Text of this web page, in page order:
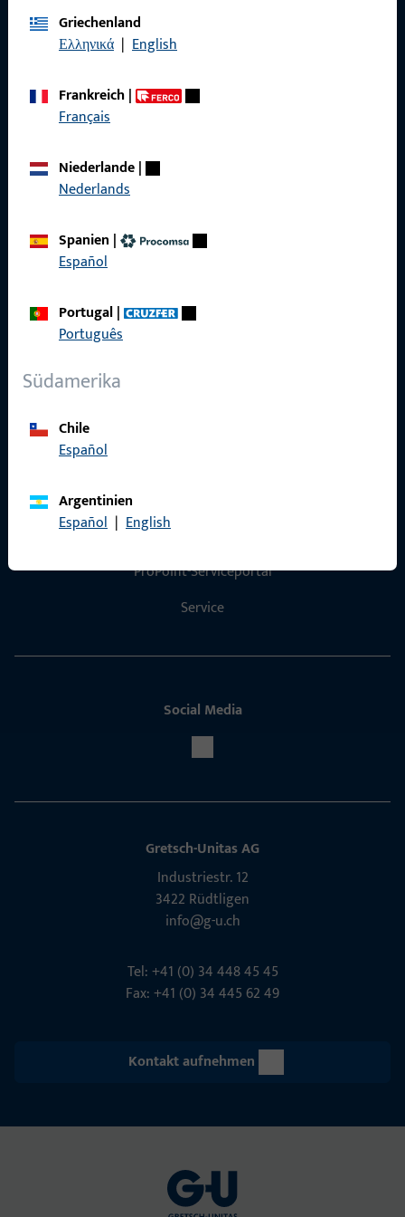
Griechenland
Ελληνικά | English
Frankreich|
Français
Niederlande|
Nederlands
Spanien |
Español
Portugal|
Português
Südamerika
Chile
Español
Argentinien
Español | English
AGB
Produkte
Karriere
Kontakt aufnehmen
ProPoint-Serviceportal
Service
Social Media
Gretsch-Unitas AG
Indu­s­triestr. 12
3422 Rüdt­ligen
info@g-u.ch
Tel: +41 (0) 34 448 45 45
Fax: +41 (0) 34 445 62 49
Kontakt aufnehmen